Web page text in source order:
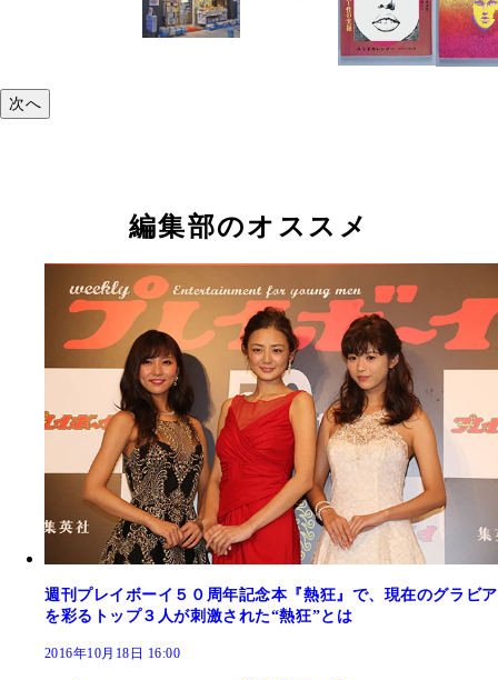
次へ
編集部のオススメ
週刊プレイボーイ５０周年記念本『熱狂』で、現在のグラビア
を彩るトップ３人が刺激された“熱狂”とは
2016年10月18日 16:00